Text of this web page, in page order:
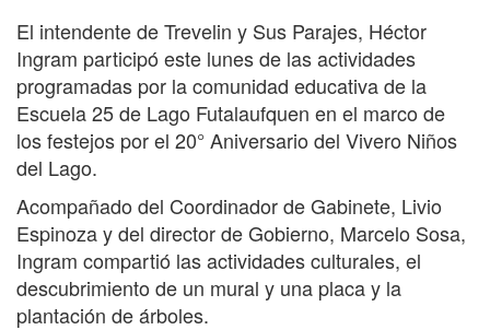
El intendente de Trevelin y Sus Parajes, Héctor
Ingram participó este lunes de las actividades
programadas por la comunidad educativa de la
Escuela 25 de Lago Futalaufquen en el marco de
los festejos por el 20° Aniversario del Vivero Niños
del Lago.
Acompañado del Coordinador de Gabinete, Livio
Espinoza y del director de Gobierno, Marcelo Sosa,
Ingram compartió las actividades culturales, el
descubrimiento de un mural y una placa y la
plantación de árboles.